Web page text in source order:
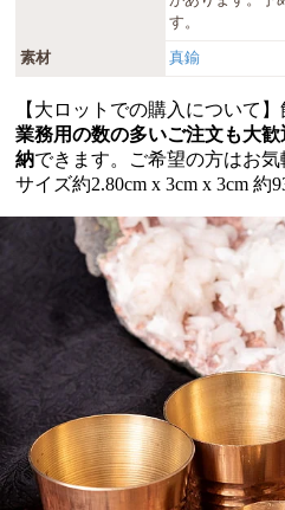
す。
素材 真鍮
【大ロットでの購入について
業務用の数の多いご注文も大歓
納できます。ご希望の方はお
サイズ約2.80cm x 3cm x 3cm 約